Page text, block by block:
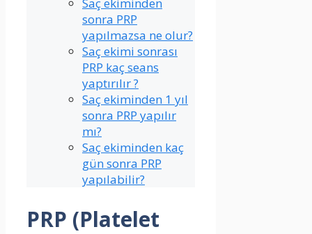
Saç ekiminden
sonra PRP
yapılmazsa ne olur?
Saç ekimi sonrası
PRP kaç seans
yaptırılır ?
Saç ekiminden 1 yıl
sonra PRP yapılır
mı?
Saç ekiminden kaç
gün sonra PRP
yapılabilir?
PRP (Platelet